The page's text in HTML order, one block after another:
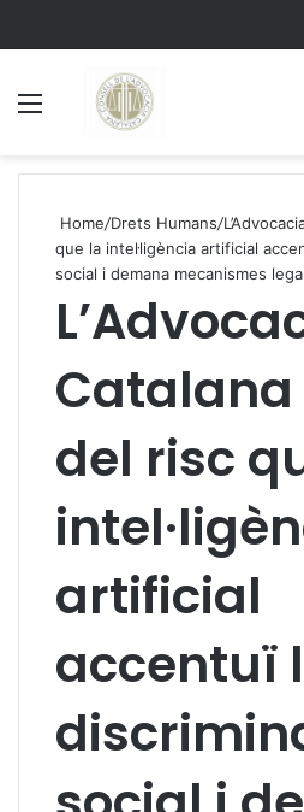
Home/Drets Humans/
que la intel·ligència artificial
social i demana mecanismes
del risc
artificial
accentuï